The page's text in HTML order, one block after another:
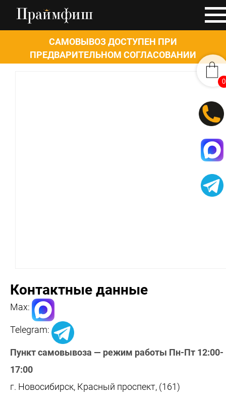
САМОВЫВОЗ ДОСТУПЕН ПРИ
ПРЕДВАРИТЕЛЬНОМ СОГЛАСОВАНИИ
Контактные данные
Max:
Telegram:
Пункт самовывоза — режим работы Пн-Пт 12:00-
17:00
г. Новосибирск, Красный проспект, (161)
0